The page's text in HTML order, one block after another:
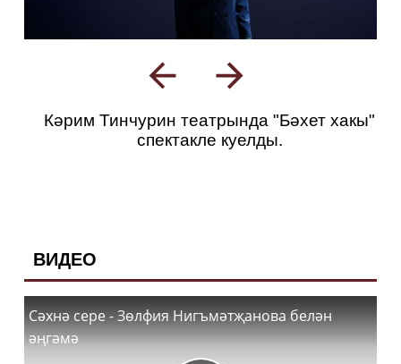
Кәрим Тинчурин театрында "Бәхет хакы"
спектакле куелды.
ВИДЕО
Сәхнә сере - Зөлфия Нигъмәтҗанова белән
әңгәмә